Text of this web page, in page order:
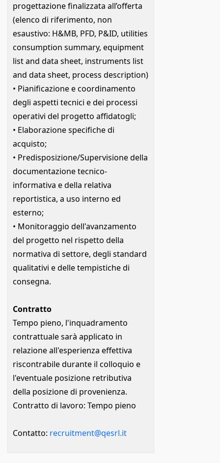
progettazione finalizzata all’offerta
(elenco di riferimento, non
esaustivo: H&MB, PFD, P&ID, utilities
consumption summary, equipment
list and data sheet, instruments list
and data sheet, process description)
• Pianificazione e coordinamento
degli aspetti tecnici e dei processi
operativi del progetto affidatogli;
• Elaborazione specifiche di
acquisto;
• Predisposizione/Supervisione della
documentazione tecnico-
informativa e della relativa
reportistica, a uso interno ed
esterno;
• Monitoraggio dell'avanzamento
del progetto nel rispetto della
normativa di settore, degli standard
qualitativi e delle tempistiche di
consegna.
Contratto
Tempo pieno, l'inquadramento
contrattuale sarà applicato in
relazione all'esperienza effettiva
riscontrabile durante il colloquio e
l'eventuale posizione retributiva
della posizione di provenienza.
Contratto di lavoro: Tempo pieno
Contatto: recruitment@qesrl.it